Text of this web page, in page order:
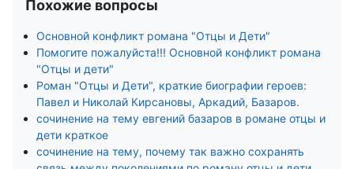
Похожие вопросы
Основной конфликт романа "Отцы и Дети"
Помогите пожалуйста!!! Основной конфликт романа
"Отцы и дети"
Роман "Отцы и Дети", краткие биографии героев:
Павел и Николай Кирсановы, Аркадий, Базаров.
сочинение на тему евгений базаров в романе отцы и
дети краткое
сочинение на тему, почему так важно сохранять